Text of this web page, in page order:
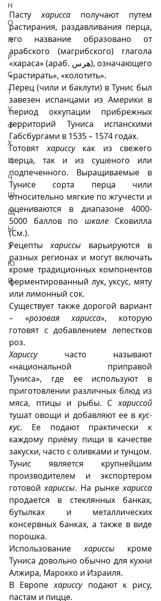
Н
О
П
Р
С
Т
У
Ф
Х
Ц
Ч
Ш
Щ
Ы
Э
Ю
Я
Пасту харисса получают путем
растирания, раздавливания перца,
его название образовано от
арабского (магрибского) глагола
«хараса» (араб. هرس), означающего
«растирать», «колотить».
Перец (чили и баклути) в Тунис был
завезен испанцами из Америки в
период оккупации прибрежных
территорий Туниса испанскими
Габсбургами в 1535 – 1574 годах.
Готовят хариссу как из свежего
перца, так и из сушеного или
подпеченного. Выращиваемые в
Тунисе сорта перца чили
относительно мягкие по жгучести и
оцениваются в диапазоне 4000-
5000 баллов по шкале Сковилла
(См.).
Рецепты хариссы варьируются в
разных регионах и могут включать
кроме традиционных компонентов
ферментированный лук, уксус, мяту
или лимонный сок.
Существует также дорогой вариант
– «розовая харисса», которую
готовят с добавлением лепестков
роз.
Хариссу часто называют
«национальной приправой
Туниса», где ее используют в
приготовлении различных блюд из
мяса, птицы и рыбы. С хариссой
тушат овощи и добавляют ее в кус-
кус. Ее подают практически к
каждому приёму пищи в качестве
Тунис является крупнейшим
производителем и экспортером
готовой хариссы. На рынке харисса
продается в стеклянных банках,
бутылках и металлических
консервных банках, а также в виде
порошка.
Использование хариссы кроме
Туниса довольно обычно для кухни
Алжира, Марокко и Израиля.
В Европе хариссу подают к рису,
пастам и пицце.